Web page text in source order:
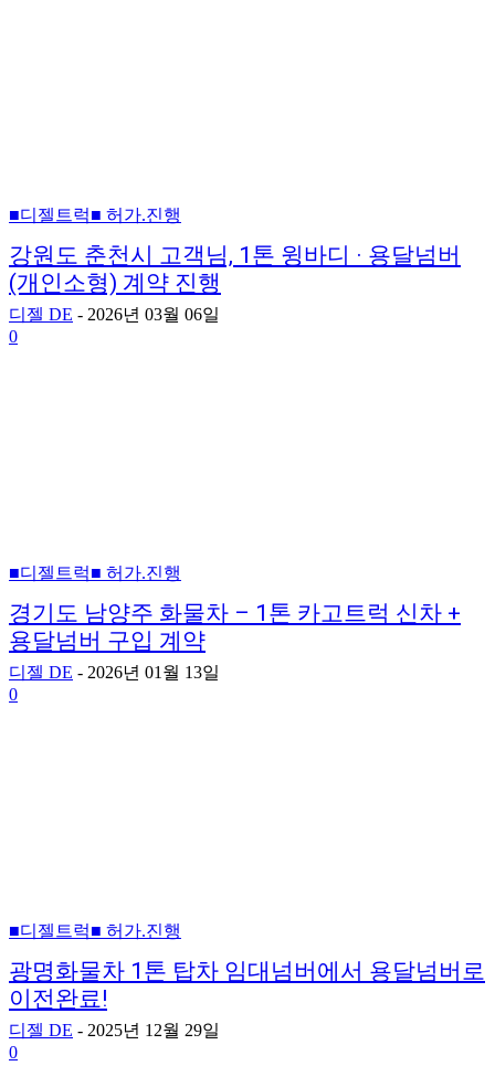
■디젤트럭■ 허가.진행
강원도 춘천시 고객님, 1톤 윙바디 · 용달넘버
(개인소형) 계약 진행
디젤 DE - 2026년 03월 06일
0
■디젤트럭■ 허가.진행
경기도 남양주 화물차 – 1톤 카고트럭 신차 +
용달넘버 구입 계약
디젤 DE - 2026년 01월 13일
0
■디젤트럭■ 허가.진행
광명화물차 1톤 탑차 임대넘버에서 용달넘버로
이전완료!
디젤 DE - 2025년 12월 29일
0